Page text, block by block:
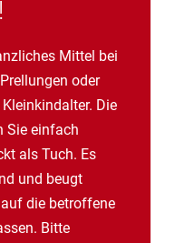
Mittel bei
oder
Die
Sie einfach
als Tuch. Es
und beugt
die betroffene
Bitte